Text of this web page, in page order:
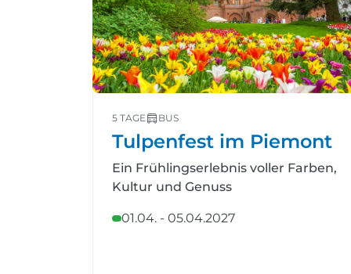
5 TAGE BUS
Tulpenfest im Piemont
Ein Frühlingserlebnis voller Farben,
Kultur und Genuss
01.04. - 05.04.2027